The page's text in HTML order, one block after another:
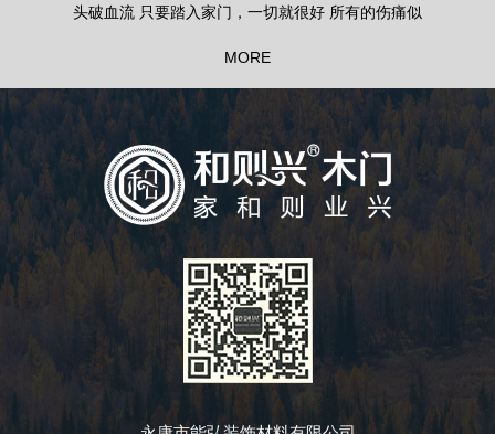
头破血流 只要踏入家门，一切就很好 所有的伤痛似
给你勇气，让你再继续往前闯 让我们一起把生活装
进“门”内
的色彩
MORE